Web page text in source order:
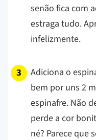
senão fica com
estraga tudo.
infelizmente.
Adiciona o
bem por uns 2
espinafre. Não
perde a cor
né? Parece que